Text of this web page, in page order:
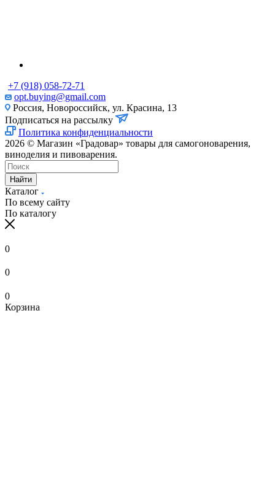
+7 (918) 058-72-71
opt.buying@gmail.com
Россия, Новороссийск, ул. Красина, 13
Подписаться на рассылку
Политика конфиденциальности
2026 © Магазин «Градовар» товары для самогоноварения,
виноделия и пивоварения.
Найти
Каталог
По всему сайту
По каталогу
0
0
0
Корзина